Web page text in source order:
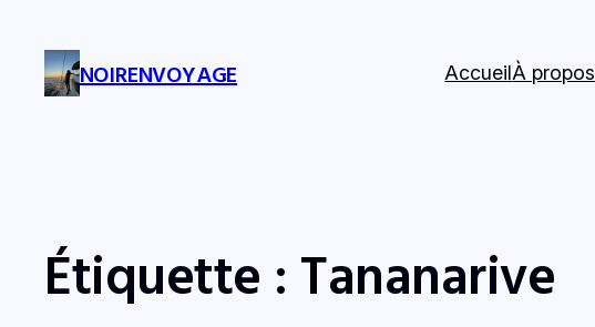
NOIRENVOYAGE AccueilÀ propos
Étiquette : Tananarive